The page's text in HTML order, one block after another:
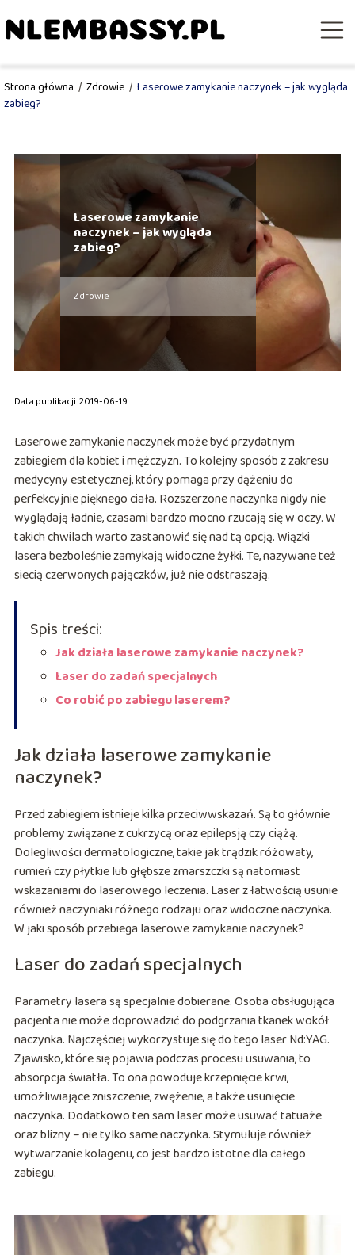
Strona główna / Zdrowie / Laserowe zamykanie naczynek – jak wygląda
zabieg?
Laserowe zamykanie
naczynek – jak wygląda
zabieg?
Zdrowie
Data publikacji: 2019-06-19
Laserowe zamykanie naczynek może być przydatnym
zabiegiem dla kobiet i mężczyzn. To kolejny sposób z zakresu
medycyny estetycznej, który pomaga przy dążeniu do
perfekcyjnie pięknego ciała. Rozszerzone naczynka nigdy nie
wyglądają ładnie, czasami bardzo mocno rzucają się w oczy. W
takich chwilach warto zastanowić się nad tą opcją. Wiązki
lasera bezboleśnie zamykają widoczne żyłki. Te, nazywane też
siecią czerwonych pajączków, już nie odstraszają.
Spis treści:
Jak działa laserowe zamykanie naczynek?
Laser do zadań specjalnych
Co robić po zabiegu laserem?
Jak działa laserowe zamykanie
naczynek?
Przed zabiegiem istnieje kilka przeciwwskazań. Są to głównie
problemy związane z cukrzycą oraz epilepsją czy ciążą.
Dolegliwości dermatologiczne, takie jak trądzik różowaty,
rumień czy płytkie lub głębsze zmarszczki są natomiast
wskazaniami do laserowego leczenia. Laser z łatwością usunie
również naczyniaki różnego rodzaju oraz widoczne naczynka.
W jaki sposób przebiega laserowe zamykanie naczynek?
Laser do zadań specjalnych
Parametry lasera są specjalnie dobierane. Osoba obsługująca
pacjenta nie może doprowadzić do podgrzania tkanek wokół
naczynka. Najczęściej wykorzystuje się do tego laser Nd:YAG.
Zjawisko, które się pojawia podczas procesu usuwania, to
absorpcja światła. To ona powoduje krzepnięcie krwi,
umożliwiające zniszczenie, zwężenie, a także usunięcie
naczynka. Dodatkowo ten sam laser może usuwać tatuaże
oraz blizny – nie tylko same naczynka. Stymuluje również
wytwarzanie kolagenu, co jest bardzo istotne dla całego
zabiegu.